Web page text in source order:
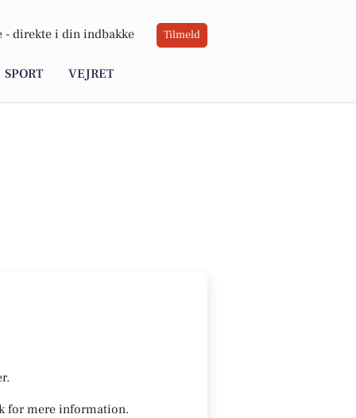
- direkte i din indbakke Tilmeld
SPORT VEJRET
for mere information.